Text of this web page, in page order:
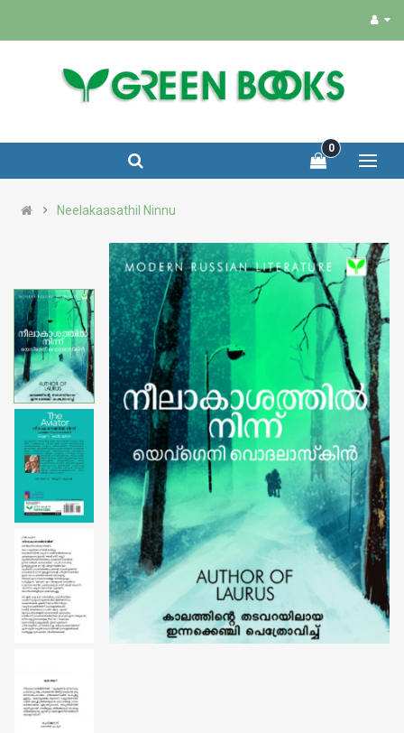
0
Neelakaasathil Ninnu